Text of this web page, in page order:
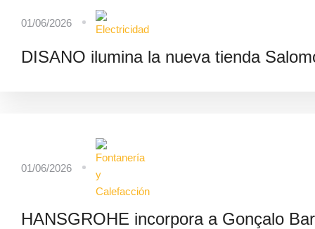
01/06/2026
DISANO ilumina la nueva tienda
01/06/2026
HANSGROHE incorpora a Gonçalo